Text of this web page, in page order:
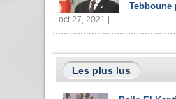
Tebboune
oct 27, 2021 |
Les plus lus